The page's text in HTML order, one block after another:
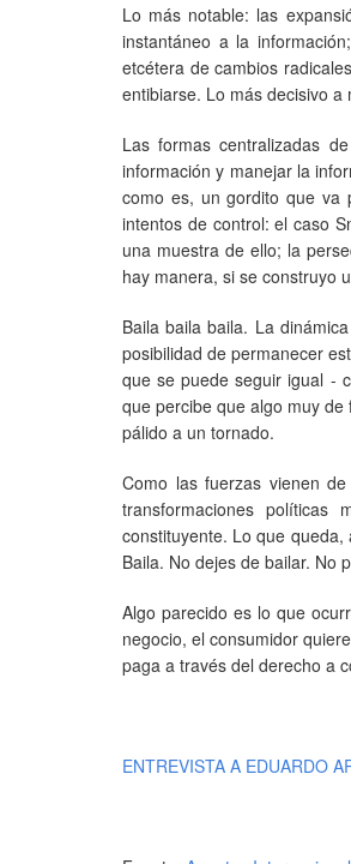
Lo más notable: las
instantáneo a la
etcétera de cambios
entibiarse. Lo más decisivo a
Las formas centralizadas
información y manejar la
como es, un gordito que va
intentos de control: el caso
una muestra de ello; la
hay manera, si se construyo
Baila baila baila. La
posibilidad de permanecer
que se puede seguir igual -
que percibe que algo muy
pálido a un tornado.
Como las fuerzas vienen
transformaciones
constituyente. Lo que
Baila. No dejes de bailar. No
Algo parecido es lo que
negocio, el consumidor
paga a través del derecho a
ENTREVISTA A EDUARDO